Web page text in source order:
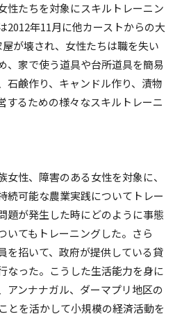
性たちを対象にスキルトレーニン
2012年11月に他カーストからの大
が壊され、女性たちは職を失い
、家で使う道具や台所道具を簡易
石鹸作り、キャンドル作り、漬物
するための様々なスキルトレーニ
性、障害のある女性を対象に、
続可能な農業実践についてトレー
題が発生した時にどのように事態
いてもトレーニングした。さら
を招いて、政府が提供している貸
なった。こうした生活能力を身に
アンナナガル、ダーマプリ地区の
とを活かして小規模の経済活動を